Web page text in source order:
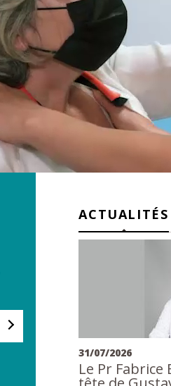
ACTUALITÉS
31/07/2026
Le Pr Fabrice